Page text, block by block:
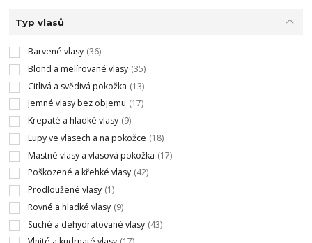
Typ vlasů
Barvené vlasy (36)
Blond a melírované vlasy (35)
Citlivá a svědivá pokožka (13)
Jemné vlasy bez objemu (17)
Krepaté a hladké vlasy (9)
Lupy ve vlasech a na pokožce (18)
Mastné vlasy a vlasová pokožka (17)
Poškozené a křehké vlasy (42)
Prodloužené vlasy (1)
Rovné a hladké vlasy (9)
Suché a dehydratované vlasy (43)